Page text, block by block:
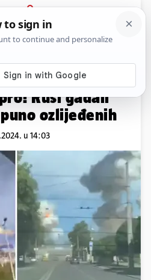
PRIJAVA
News Komentari
ruski raketni
Rusi gađali
ozlijeđenih
u 14:03